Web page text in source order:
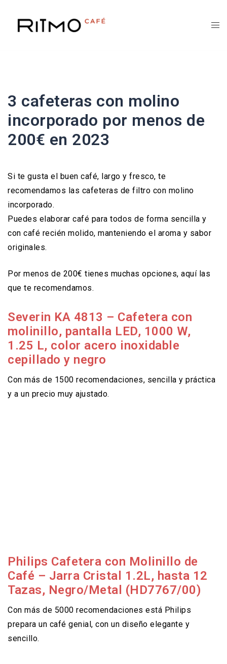
contenido
3 cafeteras con molino
incorporado por menos de
200€ en 2023
Si te gusta el buen café, largo y fresco, te
recomendamos las cafeteras de filtro con molino
incorporado.
Puedes elaborar café para todos de forma sencilla y
con café recién molido, manteniendo el aroma y sabor
originales.
Por menos de 200€ tienes muchas opciones, aquí las
que te recomendamos.
Severin KA 4813 – Cafetera con
molinillo, pantalla LED, 1000 W,
1.25 L, color acero inoxidable
cepillado y negro
Con más de 1500 recomendaciones, sencilla y práctica
y a un precio muy ajustado.
Philips Cafetera con Molinillo de
Café – Jarra Cristal 1.2L, hasta 12
Tazas, Negro/Metal (HD7767/00)
Con más de 5000 recomendaciones está Philips
prepara un café genial, con un diseño elegante y
sencillo.